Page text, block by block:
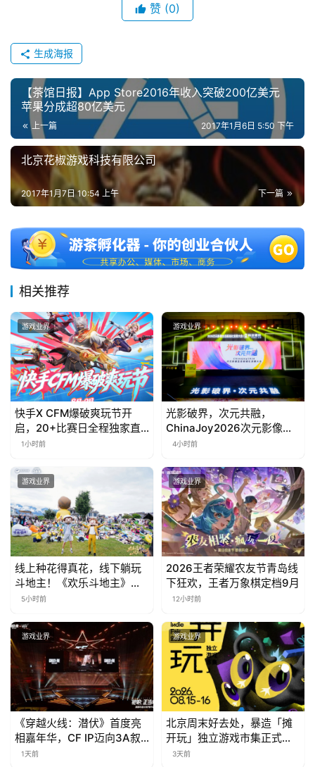
中
中
)
赞 (0)
生成海报
【茶馆日报】App Store2016年收入突破200亿美元
苹果分成超80亿美元
上一篇 2017年1月6日 5:50 下午
北京花椒游戏科技有限公司
下一篇
2017年1月7日 10:54 上午
相关推荐
游戏业界
快手X CFM爆破爽玩节开
启，20+比赛日全程独家直
播
1小时前
游戏业界
光影破界，次元共融，
ChinaJoy2026次元影像生
态标准化发展大会盛大召开
4小时前
游戏业界
线上种花得真花，线下躺玩
斗地主！《欢乐斗地主》欢
乐中国行·云南站精彩盘点
5小时前
游戏业界
2026王者荣耀农友节青岛线
下狂欢，王者万象棋定档9月
12小时前
游戏业界
《穿越火线：潜伏》首度亮
相嘉年华，CF IP迈向3A叙
事新高度
1天前
游戏业界
北京周末好去处，暴造「摊
开玩」独立游戏市集正式开
票！
3天前